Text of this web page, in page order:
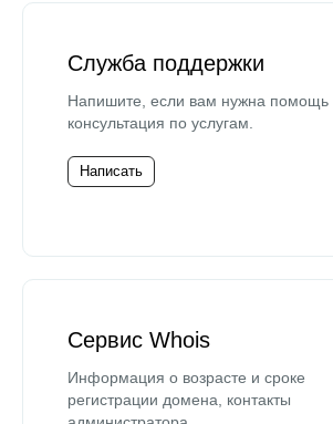
Служба поддержки
Напишите, если вам нужна помощь
консультация по услугам.
Написать
Сервис Whois
Информация о возрасте и сроке
регистрации домена, контакты